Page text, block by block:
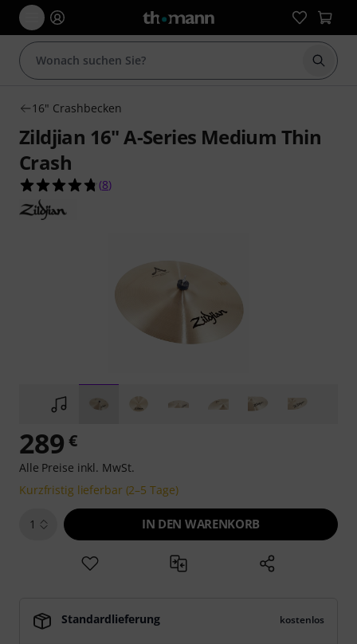
Suche
16" Crashbecken
Zildjian 16" A-Series Medium Thin
Crash
4.8 von 5 Sternen aus 8 Kundenbewertungen
(8)
289 €
Alle Preise inkl. MwSt.
Kurzfristig lieferbar (2–5 Tage)
1 IN DEN WARENKORB
Standardlieferung kostenlos